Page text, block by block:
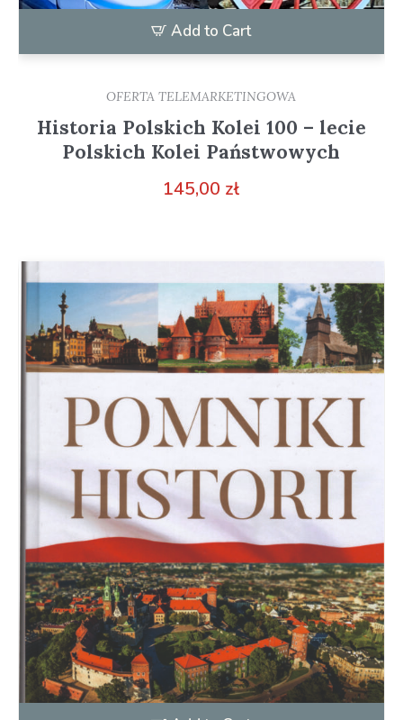
Add to Cart
OFERTA TELEMARKETINGOWA
Historia Polskich Kolei 100 – lecie
Polskich Kolei Państwowych
145,00 zł